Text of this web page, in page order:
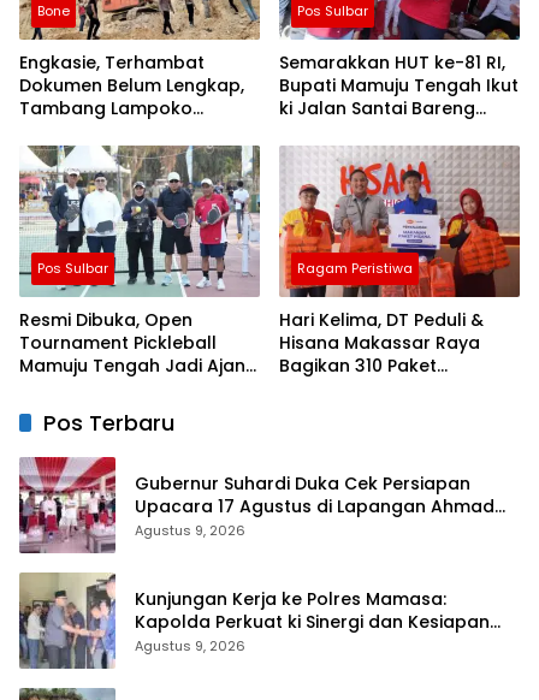
Bone
Engkasie, Terhambat
Dokumen Belum Lengkap,
Tambang Lampoko
Tidak Operasional
Pos Sulbar
Semarakkan HUT ke-81 RI,
Bupati Mamuju Tengah Ikut
ki Jalan Santai Bareng
Pos Sulbar
Resmi Dibuka, Open
Tournament Pickleball
Mamuju Tengah Jadi Ajang
Ragam Peristiwa
Hari Kelima, DT Peduli &
Hisana Makassar Raya
Bagikan 310 Paket
Pos Terbaru
Gubernur Suhardi Duka Cek Persiapan
Upacara 17 Agustus di Lapangan Ahmad
Kirang, Capai 80 Persen
Agustus 9, 2026
Kunjungan Kerja ke Polres Mamasa:
Kapolda Perkuat ki Sinergi dan Kesiapan
Jaga Kamtibmas di Wilayah
Agustus 9, 2026